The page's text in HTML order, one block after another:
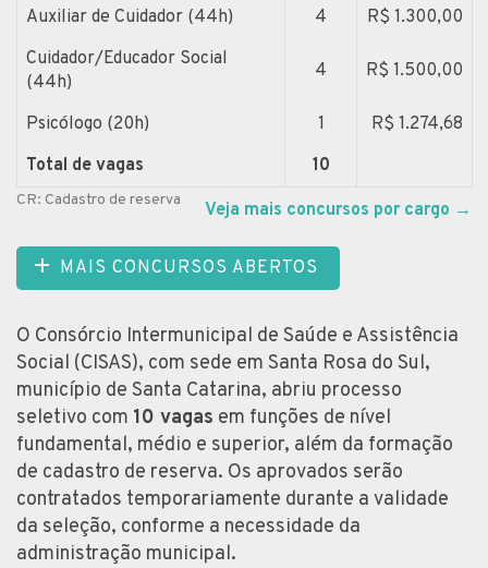
Auxiliar de Cuidador (44h)
4
R$ 1.300,00
Cuidador/Educador Social
(44h)
4 R$ 1.500,00
Psicólogo (20h) 1
R$ 1.274,68
Total de vagas
10
CR: Cadastro de reserva Veja mais concursos por cargo →
MAIS CONCURSOS ABERTOS
O Consórcio Intermunicipal de Saúde e Assistência
Social (CISAS), com sede em Santa Rosa do Sul,
município de Santa Catarina, abriu processo
seletivo com 10 vagas em funções de nível
fundamental, médio e superior, além da formação
de cadastro de reserva. Os aprovados serão
contratados temporariamente durante a validade
da seleção, conforme a necessidade da
administração municipal.